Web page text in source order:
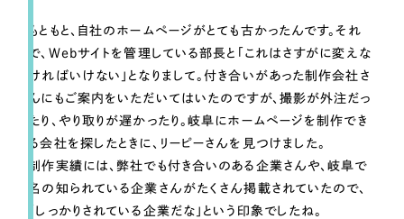
もともと、自社のホームページがとても古かったんです。それ
で、Webサイトを管理している部長と「これはさすがに変えな
ければいけない」となりまして。付き合いがあった制作会社さ
んにもご案内をいただいてはいたのですが、撮影が外注だっ
たり、やり取りが遅かったり。岐阜にホームページを制作でき
る会社を探したときに、リーピーさんを見つけました。
制作実績には、弊社でも付き合いのある企業さんや、岐阜で
名の知られている企業さんがたくさん掲載されていたので、
「しっかりされている企業だな」という印象でしたね。